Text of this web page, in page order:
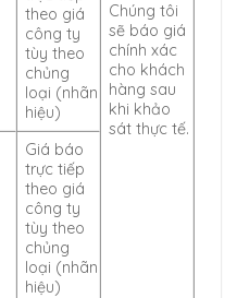
Chúng tôi
sẽ báo giá
chính xác
cho khách
hàng sau
khi khảo
sát thực tế.
theo giá
công ty
tùy theo
chủng
loại (nhãn
hiệu)
Giá báo
trực tiếp
theo giá
công ty
tùy theo
chủng
loại (nhãn
hiệu)